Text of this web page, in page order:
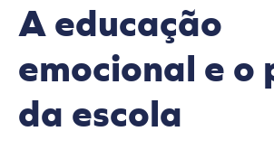
A educação
emocional e o
da escola